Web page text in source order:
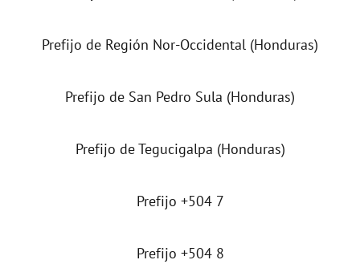
e
o
Prefijo de Región Nor-Occidental (Honduras)
Prefijo de San Pedro Sula (Honduras)
Prefijo de Tegucigalpa (Honduras)
Prefijo +504 7
Prefijo +504 8